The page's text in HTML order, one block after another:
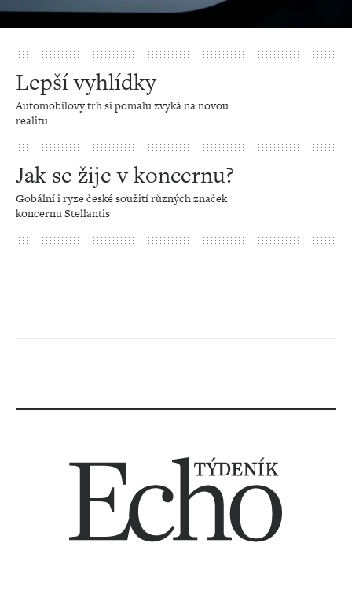
Lepší vyhlídky
Automobilový trh si pomalu zvyká na novou
realitu
Jak se žije v koncernu?
Gobální i ryze české soužití různých značek
koncernu Stellantis